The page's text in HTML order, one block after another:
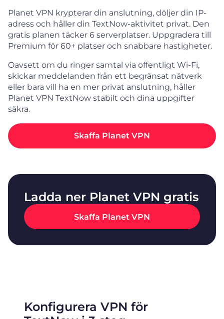
Planet VPN krypterar din anslutning, döljer din IP-
adress och håller din TextNow-aktivitet privat. Den
gratis planen täcker 6 serverplatser. Uppgradera till
Premium för 60+ platser och snabbare hastigheter.
Oavsett om du ringer samtal via offentligt Wi-Fi,
skickar meddelanden från ett begränsat nätverk
eller bara vill ha en mer privat anslutning, håller
Planet VPN TextNow stabilt och dina uppgifter
säkra.
Skaffa Planet VPN
Ladda ner Planet VPN gratis
Skaffa Planet VPN
Konfigurera VPN för